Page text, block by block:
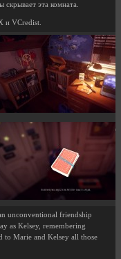
скрывает эта комната.
и VCredist.
unconventional friendship
as Kelsey, remembering
to Marie and Kelsey all those